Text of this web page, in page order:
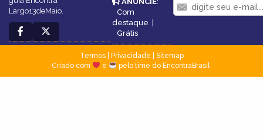
Largo13deMaio.
Com
destaque |
Grátis
Termos| Privacidade
Sitemap
Criado com
e pelo time do EncontraBrasil